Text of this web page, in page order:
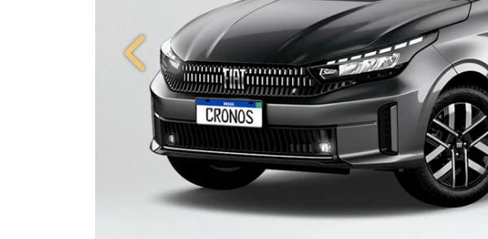
Anterior